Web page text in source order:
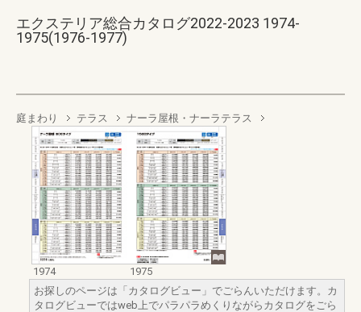
エクステリア総合カタログ2022-2023 1974-
1975(1976-1977)
庭まわり テラス ナーラ屋根・ナーラテラス
1974
1975
お探しのページは「カタログビュー」でごらんいただけます。カ
タログビューではweb上でパラパラめくりながらカタログをごら